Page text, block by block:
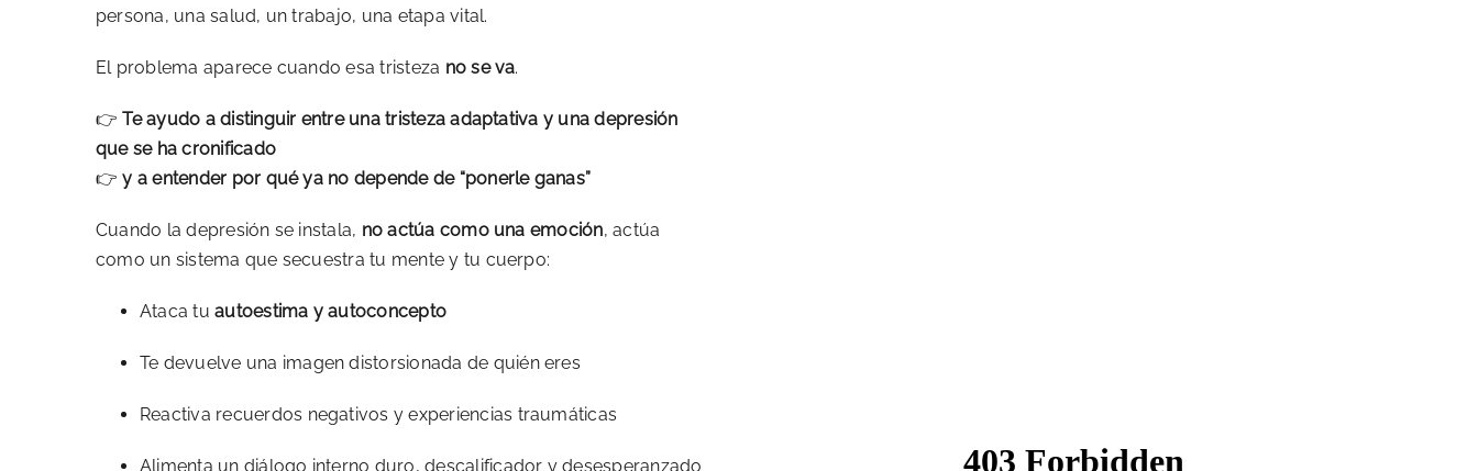
persona, una salud, un trabajo, una etapa vital.
El problema aparece cuando esa tristeza no se va.
👉Te ayudo a distinguir entre una tristeza adaptativa y una depresión
que se ha cronificado
👉y a entender por qué ya no depende de “ponerle ganas”
Cuando la depresión se instala, no actúa como una emoción, actúa
como un sistema que secuestra tu mente y tu cuerpo:
Ataca tuautoestima y autoconcepto
Te devuelve una imagen distorsionada de quién eres
Reactiva recuerdos negativos y experiencias traumáticas
Alimenta un diálogo interno duro, descalificador y desesperanzado